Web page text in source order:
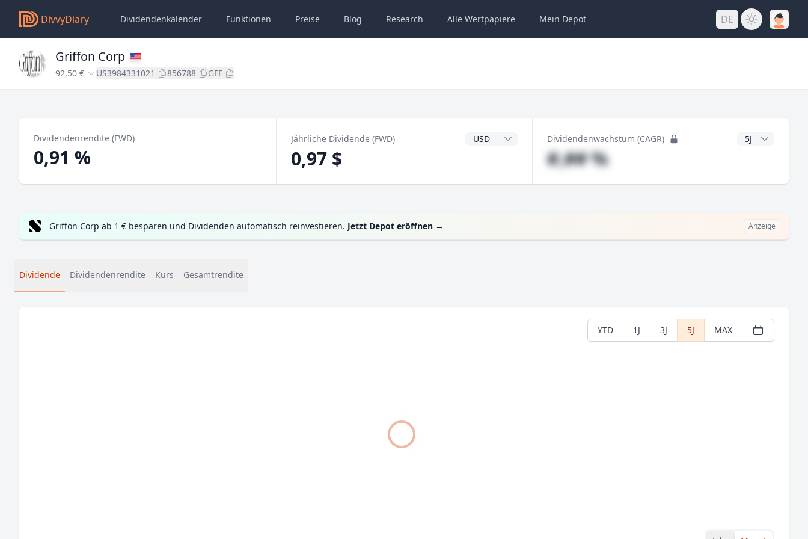
DivvyDiary Dividendenkalender Funktionen Preise Blog Research Alle Wertpapiere Mein Depot DE
Griffon Corp
92,50 € US3984331021 856788 GFF
Dividendenrendite (FWD)
0,91 %
Jährliche Dividende (FWD) Dividendenwährung
0,97 $
Dividendenwachstum (CAGR) CAGR Jahre
#,## %
Griffon Corp ab 1 € besparen und Dividenden automatisch reinvestieren. Jetzt Depot eröffnen → Anzeige
Dividende Dividendenrendite Kurs Gesamtrendite
YTD 1J 3J 5J MAX